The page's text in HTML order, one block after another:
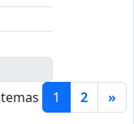
1 2 »